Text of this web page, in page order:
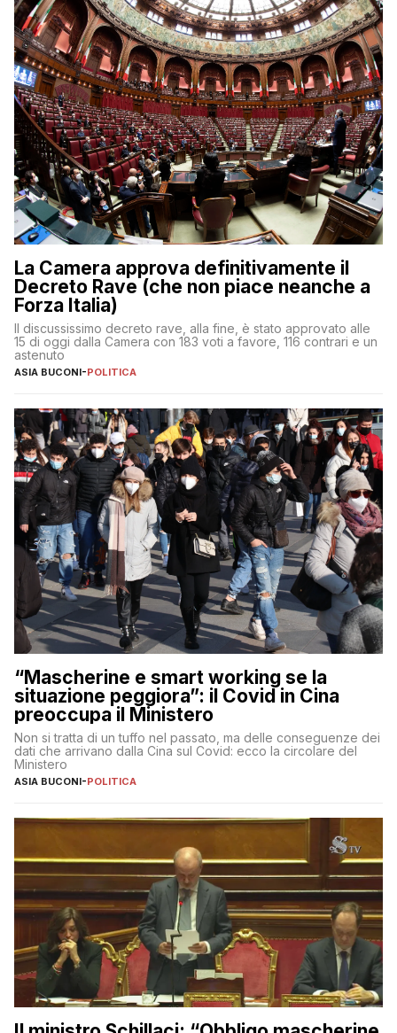
La Camera approva definitivamente il
Decreto Rave (che non piace neanche a
Forza Italia)
Il discussissimo decreto rave, alla fine, è stato approvato alle
15 di oggi dalla Camera con 183 voti a favore, 116 contrari e un
astenuto
ASIA BUCONI-POLITICA
“Mascherine e smart working se la
situazione peggiora”: il Covid in Cina
preoccupa il Ministero
Non si tratta di un tuffo nel passato, ma delle conseguenze dei
dati che arrivano dalla Cina sul Covid: ecco la circolare del
Ministero
ASIA BUCONI-POLITICA